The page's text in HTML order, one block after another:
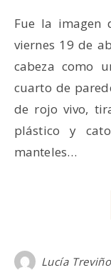
Fue la imagen de la balacera en Minatitlán del
viernes 19 de
cabeza como
cuarto de
de rojo vivo,
plástico y
manteles…
Lucía Treviño